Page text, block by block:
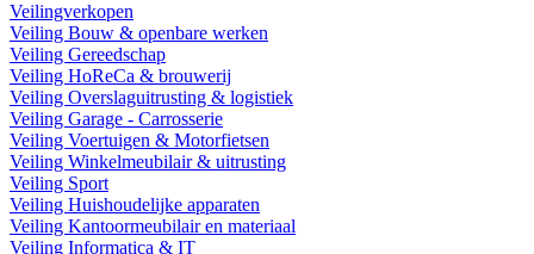
Veilingverkopen
Veiling Bouw & openbare werken
Veiling Gereedschap
Veiling HoReCa & brouwerij
Veiling Overslaguitrusting & logistiek
Veiling Garage - Carrosserie
Veiling Voertuigen & Motorfietsen
Veiling Winkelmeubilair & uitrusting
Veiling Sport
Veiling Huishoudelijke apparaten
Veiling Kantoormeubilair en materiaal
Veiling Informatica & IT